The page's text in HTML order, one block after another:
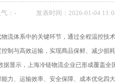
： - 发表时间：2026-01-04
体系中的关键环节，通过全程温控技
制与高效运输，实现商品保鲜、减少损
显示，上海冷链物流企业已形成覆盖全
力、运输效率、安全保障、成本优化四